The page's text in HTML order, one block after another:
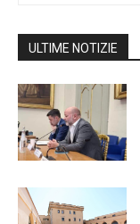
ULTIME NOTIZIE